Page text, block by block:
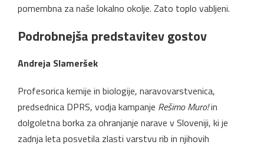
pomembna za naše lokalno okolje. Zato toplo vabljeni.
Podrobnejša predstavitev gostov
Andreja Slameršek
Profesorica kemije in biologije, naravovarstvenica,
predsednica DPRS, vodja kampanje Rešimo Muro!in
dolgoletna borka za ohranjanje narave v Sloveniji, ki je
zadnja leta posvetila zlasti varstvu rib in njihovih